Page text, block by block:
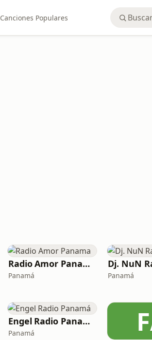
Canciones Populares
Radio Amor Panama
Panamá
Dj. NuN
Panamá
Engel Radio Panamá
Panamá